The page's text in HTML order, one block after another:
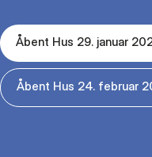
Åbent Hus 29. januar
Åbent Hus 24. februar